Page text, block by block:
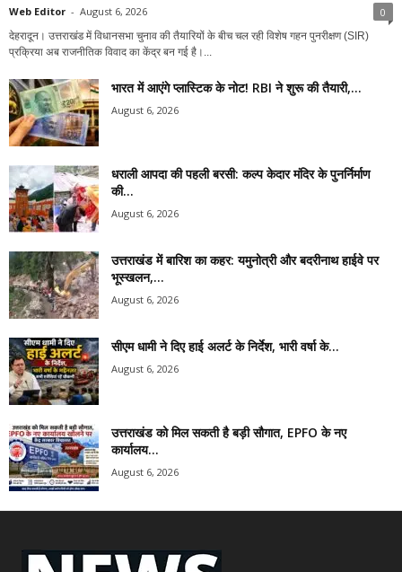
Web Editor - August 6, 2026 0
देहरादून। उत्तराखंड में विधानसभा चुनाव की तैयारियों के बीच चल रही विशेष गहन पुनरीक्षण (SIR)
प्रक्रिया अब राजनीतिक विवाद का केंद्र बन गई है।...
भारत में आएंगे प्लास्टिक के नोट! RBI ने शुरू की तैयारी,...
August 6, 2026
धराली आपदा की पहली बरसी: कल्प केदार मंदिर के पुनर्निर्माण
की...
August 6, 2026
उत्तराखंड में बारिश का कहर: यमुनोत्री और बदरीनाथ हाईवे पर
भूस्खलन,...
August 6, 2026
सीएम धामी ने दिए हाई अलर्ट के निर्देश, भारी वर्षा के...
August 6, 2026
उत्तराखंड को मिल सकती है बड़ी सौगात, EPFO के नए
कार्यालय...
August 6, 2026